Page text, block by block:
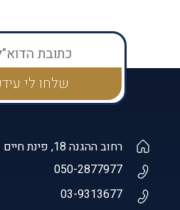
רחוב ההגנה 18, פינת חיים עוזר, פתח תקווה
050-2877977
03-9313677